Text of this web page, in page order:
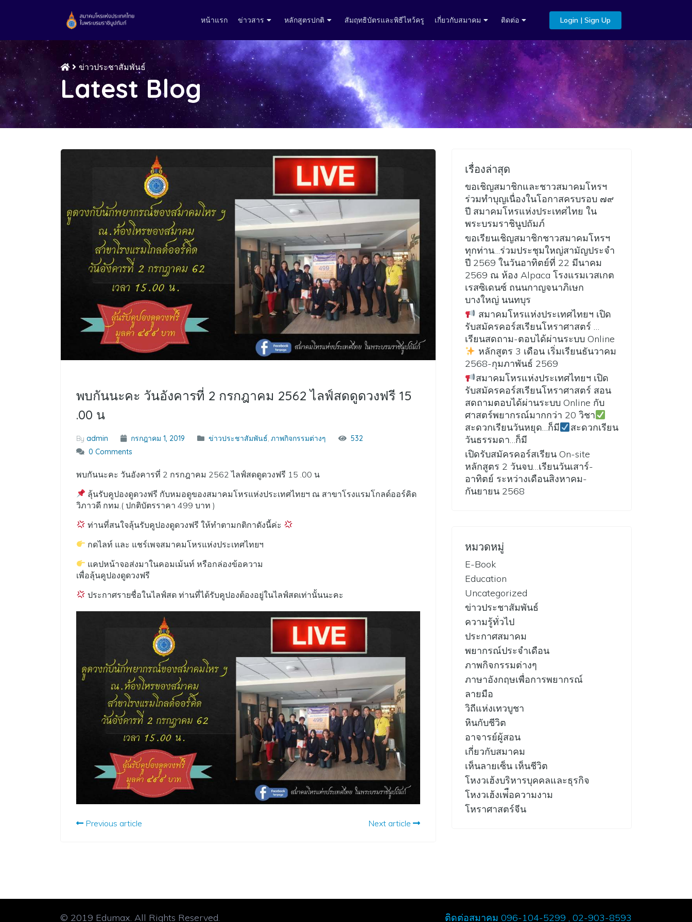
หน้าแรก ข่าวสาร หลักสูตรปกติ สัมฤทธิบัตรและพิธีไหว้ครู เกี่ยวกับสมาคม ติดต่อ Login | Sign Up
ข่าวประชาสัมพันธ์
Latest Blog
พบกันนะคะ วันอังคารที่ 2 กรกฎาคม 2562 ไลฟ์สดดูดวงฟรี 15
.00 น
By admin กรกฎาคม 1, 2019 ข่าวประชาสัมพันธ์ ภาพกิจกรรมต่างๆ
532
0 Comments
พบกันนะคะ วันอังคารที่ 2 กรกฎาคม 2562 ไลฟ์สดดูดวงฟรี 15 .00 น
ลุ้นรับคูปองดูดวงฟรี กับหมอดูของสมาคมโหรแห่งประเทศไทยฯ ณ สาขาโรงแรมโกลด์ออร์คิด
วิภาวดี กทม.( ปกติบัตรราคา 499 บาท )
ท่านที่สนใจลุ้นรับคูปองดูดวงฟรี ให้ทำตามกติกาดังนี้ค่ะ
กดไลท์ และ แชร์เพจสมาคมโหรแห่งประเทศไทยฯ
แคปหน้าจอส่งมาในคอมเม้นท์ หรือกล่องข้อความ
เพื่อลุ้นคูปองดูดวงฟรี
ประกาศรายชื่อในไลฟ์สด ท่านที่ได้รับคูปองต้องอยู่ในไลฟ์สดเท่านั้นนะคะ
Previous article Next article
เรื่องล่าสุด
ขอเชิญสมาชิกและชาวสมาคมโหรฯ
ร่วมทำบุญเนื่องในโอกาสครบรอบ ๗๙
ปี สมาคมโหรแห่งประเทศไทย ใน
พระบรมราชินูปถัมภ์
ขอเรียนเชิญสมาชิกชาวสมาคมโหรฯ
ทุกท่าน…ร่วมประชุมใหญ่สามัญประจำ
ปี 2569 ในวันอาทิตย์ที่ 22 มีนาคม
2569 ณ ห้อง Alpaca โรงแรมเวสเกต
เรสซิเดนซ์ ถนนกาญจนาภิเษก
บางใหญ่ นนทบุร
สมาคมโหรแห่งประเทศไทยฯ เปิด
รับสมัครคอร์สเรียนโหราศาสตร์ …
เรียนสดถาม-ตอบได้ผ่านระบบ Online
หลักสูตร 3 เดือน เริ่มเรียนธันวาคม
2568-กุมภาพันธ์ 2569
สมาคมโหรแห่งประเทศไทยฯ เปิด
รับสมัครคอร์สเรียนโหราศาสตร์ สอน
สดถามตอบได้ผ่านระบบ Online กับ
ศาสตร์พยากรณ์มากกว่า 20 วิชา
สะดวกเรียนวันหยุด…ก็มี
สะดวกเรียน
วันธรรมดา…ก็มี
เปิดรับสมัครคอร์สเรียน On-site
หลักสูตร 2 วันจบ…เรียนวันเสาร์-
อาทิตย์ ระหว่างเดือนสิงหาคม-
กันยายน 2568
หมวดหมู่
E-Book
Education
Uncategorized
ข่าวประชาสัมพันธ์
ความรู้ทั่วไป
ประกาศสมาคม
พยากรณ์ประจำเดือน
ภาพกิจกรรมต่างๆ
ภาษาอังกฤษเพื่อการพยากรณ์
ลายมือ
วิถีแห่งเทวบูชา
หินกับชีวิต
อาจารย์ผู้สอน
เกี่ยวกับสมาคม
เห็นลายเซ็น เห็นชีวิต
โหงวเฮ้งบริหารบุคคลและธุรกิจ
โหงวเฮ้งเพ่ือความงาม
โหราศาสตร์จีน
© 2019 Edumax. All Rights Reserved. ติดต่อสมาคม 096-104-5299 , 02-903-8593